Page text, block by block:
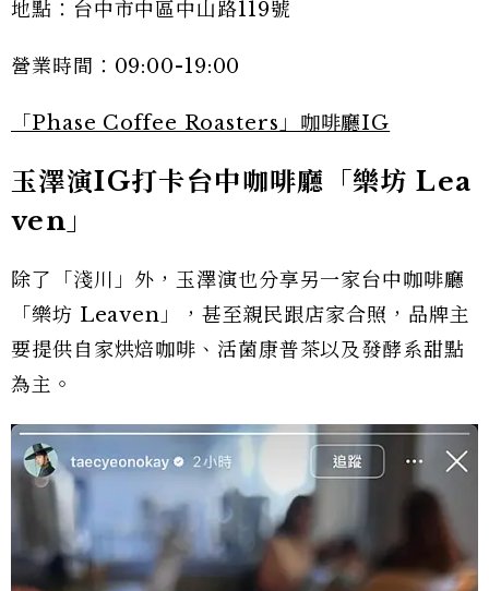
地點：台中市中區中山路119號
營業時間：09:00-19:00
「Phase Coffee Roasters」咖啡廳IG
玉澤演IG打卡台中咖啡廳「樂坊 Lea
ven」
除了「淺川」外，玉澤演也分享另一家台中咖啡廳
「樂坊 Leaven」，甚至親民跟店家合照，品牌主
要提供自家烘焙咖啡、活菌康普茶以及發酵系甜點
為主。